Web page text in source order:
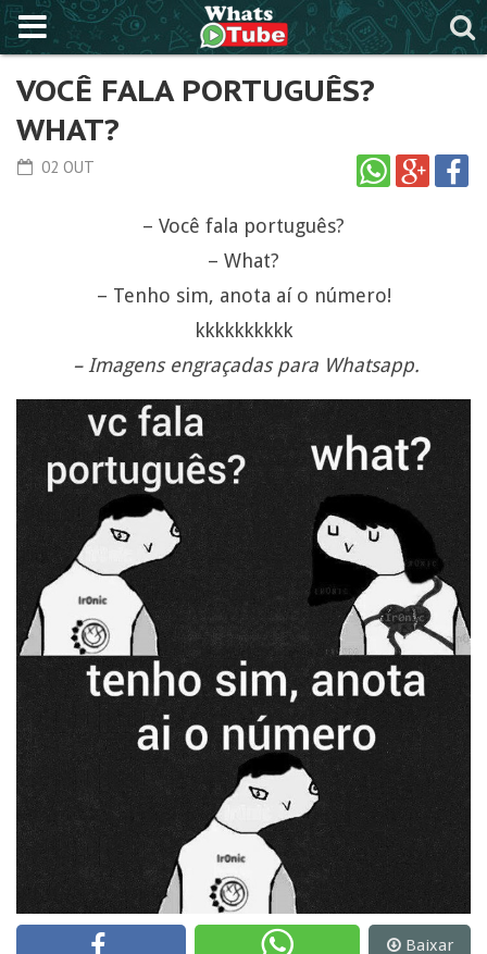
VOCÊ FALA PORTUGUÊS?
WHAT?
02 OUT
– Você fala português?
– What?
– Tenho sim, anota aí o número!
kkkkkkkkkk
– Imagens engraçadas para Whatsapp.
Baixar